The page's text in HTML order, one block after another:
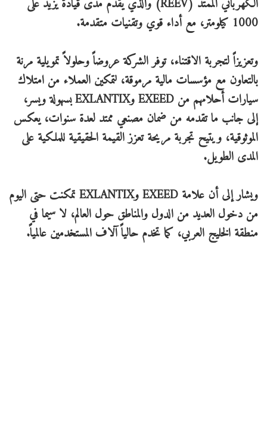
الكهربائي الممتد (REEV) والذي يقدم مدى قيادة يزيد على
1000 كيلومتر، مع أداء قوي وتقنيات متقدمة.
وتعزيزاً لتجربة الاقتناء، توفر الشركة عروضاً وحلولاً تمويلية مرنة
بالتعاون مع مؤسسات مالية مرموقة، لتمكين العملاء من امتلاك
سيارات أحلامهم من EXEED وEXLANTIX بسهولة ويسر،
إلى جانب ما تقدمه من ضمان مصنعي ممتد لعدة سنوات، يعكس
الموثوقية، ويتيح تجربة مريحة تعزز القيمة الحقيقية للملكية على
المدى الطويل.
ويشار إلى أن علامة EXEED وEXLANTIX تمكنت حتى اليوم
من دخول العديد من الدول والمناطق حول العالم، لا سيما في
منطقة الخليج العربي، كما تخدم حالياً آلاف المستخدمين عالمياً.